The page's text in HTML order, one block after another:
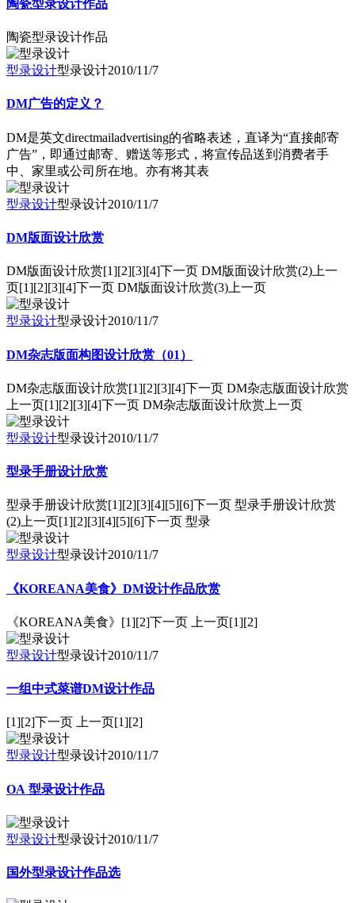
陶瓷型录设计作品
陶瓷型录设计作品
型录设计型录设计2010/11/7
DM广告的定义？
DM是英文directmailadvertising的省略表述，直译为“直接邮寄
广告”，即通过邮寄、赠送等形式，将宣传品送到消费者手
中、家里或公司所在地。亦有将其表
型录设计型录设计2010/11/7
DM版面设计欣赏
DM版面设计欣赏[1][2][3][4]下一页 DM版面设计欣赏(2)上一
页[1][2][3][4]下一页 DM版面设计欣赏(3)上一页
型录设计型录设计2010/11/7
DM杂志版面构图设计欣赏（01）
DM杂志版面设计欣赏[1][2][3][4]下一页 DM杂志版面设计欣赏
上一页[1][2][3][4]下一页 DM杂志版面设计欣赏上一页
型录设计型录设计2010/11/7
型录手册设计欣赏
型录手册设计欣赏[1][2][3][4][5][6]下一页 型录手册设计欣赏
(2)上一页[1][2][3][4][5][6]下一页 型录
型录设计型录设计2010/11/7
《KOREANA美食》DM设计作品欣赏
《KOREANA美食》[1][2]下一页 上一页[1][2]
型录设计型录设计2010/11/7
一组中式菜谱DM设计作品
[1][2]下一页 上一页[1][2]
型录设计型录设计2010/11/7
OA 型录设计作品
型录设计型录设计2010/11/7
国外型录设计作品选